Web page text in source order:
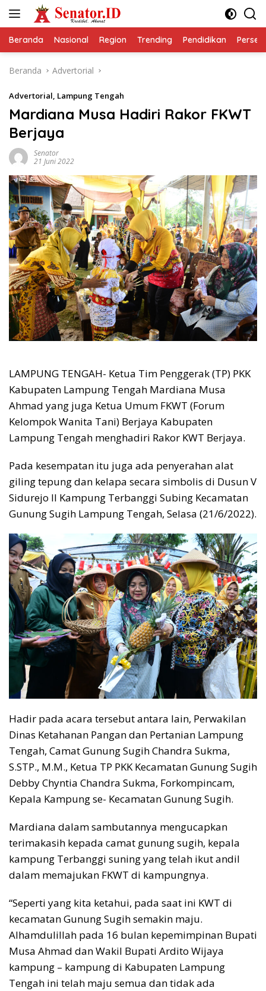
Beranda Nasional Region Trending Pendidikan
Beranda Advertorial
Advertorial, Lampung Tengah
Mardiana Musa Hadiri Rakor FKWT
Berjaya
Senator
21 Juni 2022
LAMPUNG TENGAH- Ketua Tim Penggerak (TP) PKK
Kabupaten Lampung Tengah Mardiana Musa
Ahmad yang juga Ketua Umum FKWT (Forum
Kelompok Wanita Tani) Berjaya Kabupaten
Lampung Tengah menghadiri Rakor KWT Berjaya.
Pada kesempatan itu juga ada penyerahan alat
giling tepung dan kelapa secara simbolis di Dusun V
Sidurejo II Kampung Terbanggi Subing Kecamatan
Gunung Sugih Lampung Tengah, Selasa (21/6/2022).
Hadir pada acara tersebut antara lain, Perwakilan
Dinas Ketahanan Pangan dan Pertanian Lampung
Tengah, Camat Gunung Sugih Chandra Sukma,
S.STP., M.M., Ketua TP PKK Kecamatan Gunung Sugih
Debby Chyntia Chandra Sukma, Forkompincam,
Kepala Kampung se- Kecamatan Gunung Sugih.
Mardiana dalam sambutannya mengucapkan
terimakasih kepada camat gunung sugih, kepala
kampung Terbanggi suning yang telah ikut andil
dalam memajukan FKWT di kampungnya.
“Seperti yang kita ketahui, pada saat ini KWT di
kecamatan Gunung Sugih semakin maju.
Alhamdulillah pada 16 bulan kepemimpinan Bupati
Musa Ahmad dan Wakil Bupati Ardito Wijaya
kampung – kampung di Kabupaten Lampung
Tengah ini telah maju semua dan tidak ada